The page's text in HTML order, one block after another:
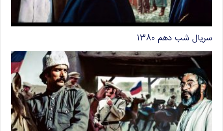
سریال شب دهم ۱۳۸۰